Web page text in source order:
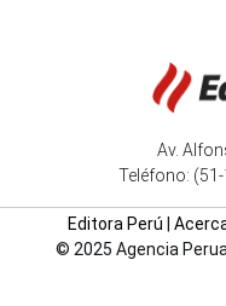
Av.
Teléfono:
Editora Perú
© 2025 Agencia